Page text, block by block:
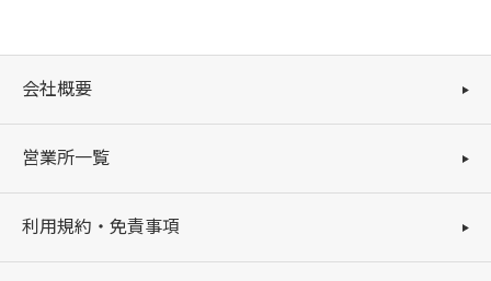
会社概要
営業所一覧
利用規約・免責事項